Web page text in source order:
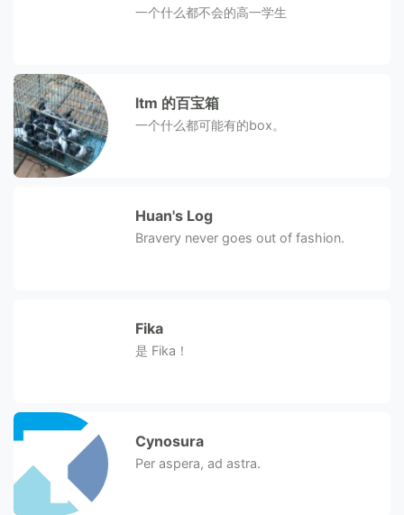
一个什么都不会的高一学生
ltm 的百宝箱
一个什么都可能有的box。
Huan's Log
Bravery never goes out of fashion.
Fika
是 Fika！
Cynosura
Per aspera, ad astra.